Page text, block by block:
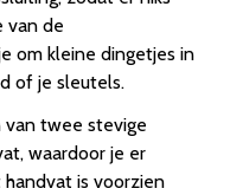
van de
om kleine dingetjes in
of je sleutels.
van twee stevige
waardoor je er
is voorzien